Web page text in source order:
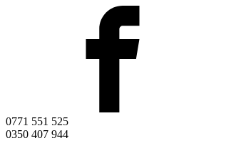
0771 551 525
0350 407 944